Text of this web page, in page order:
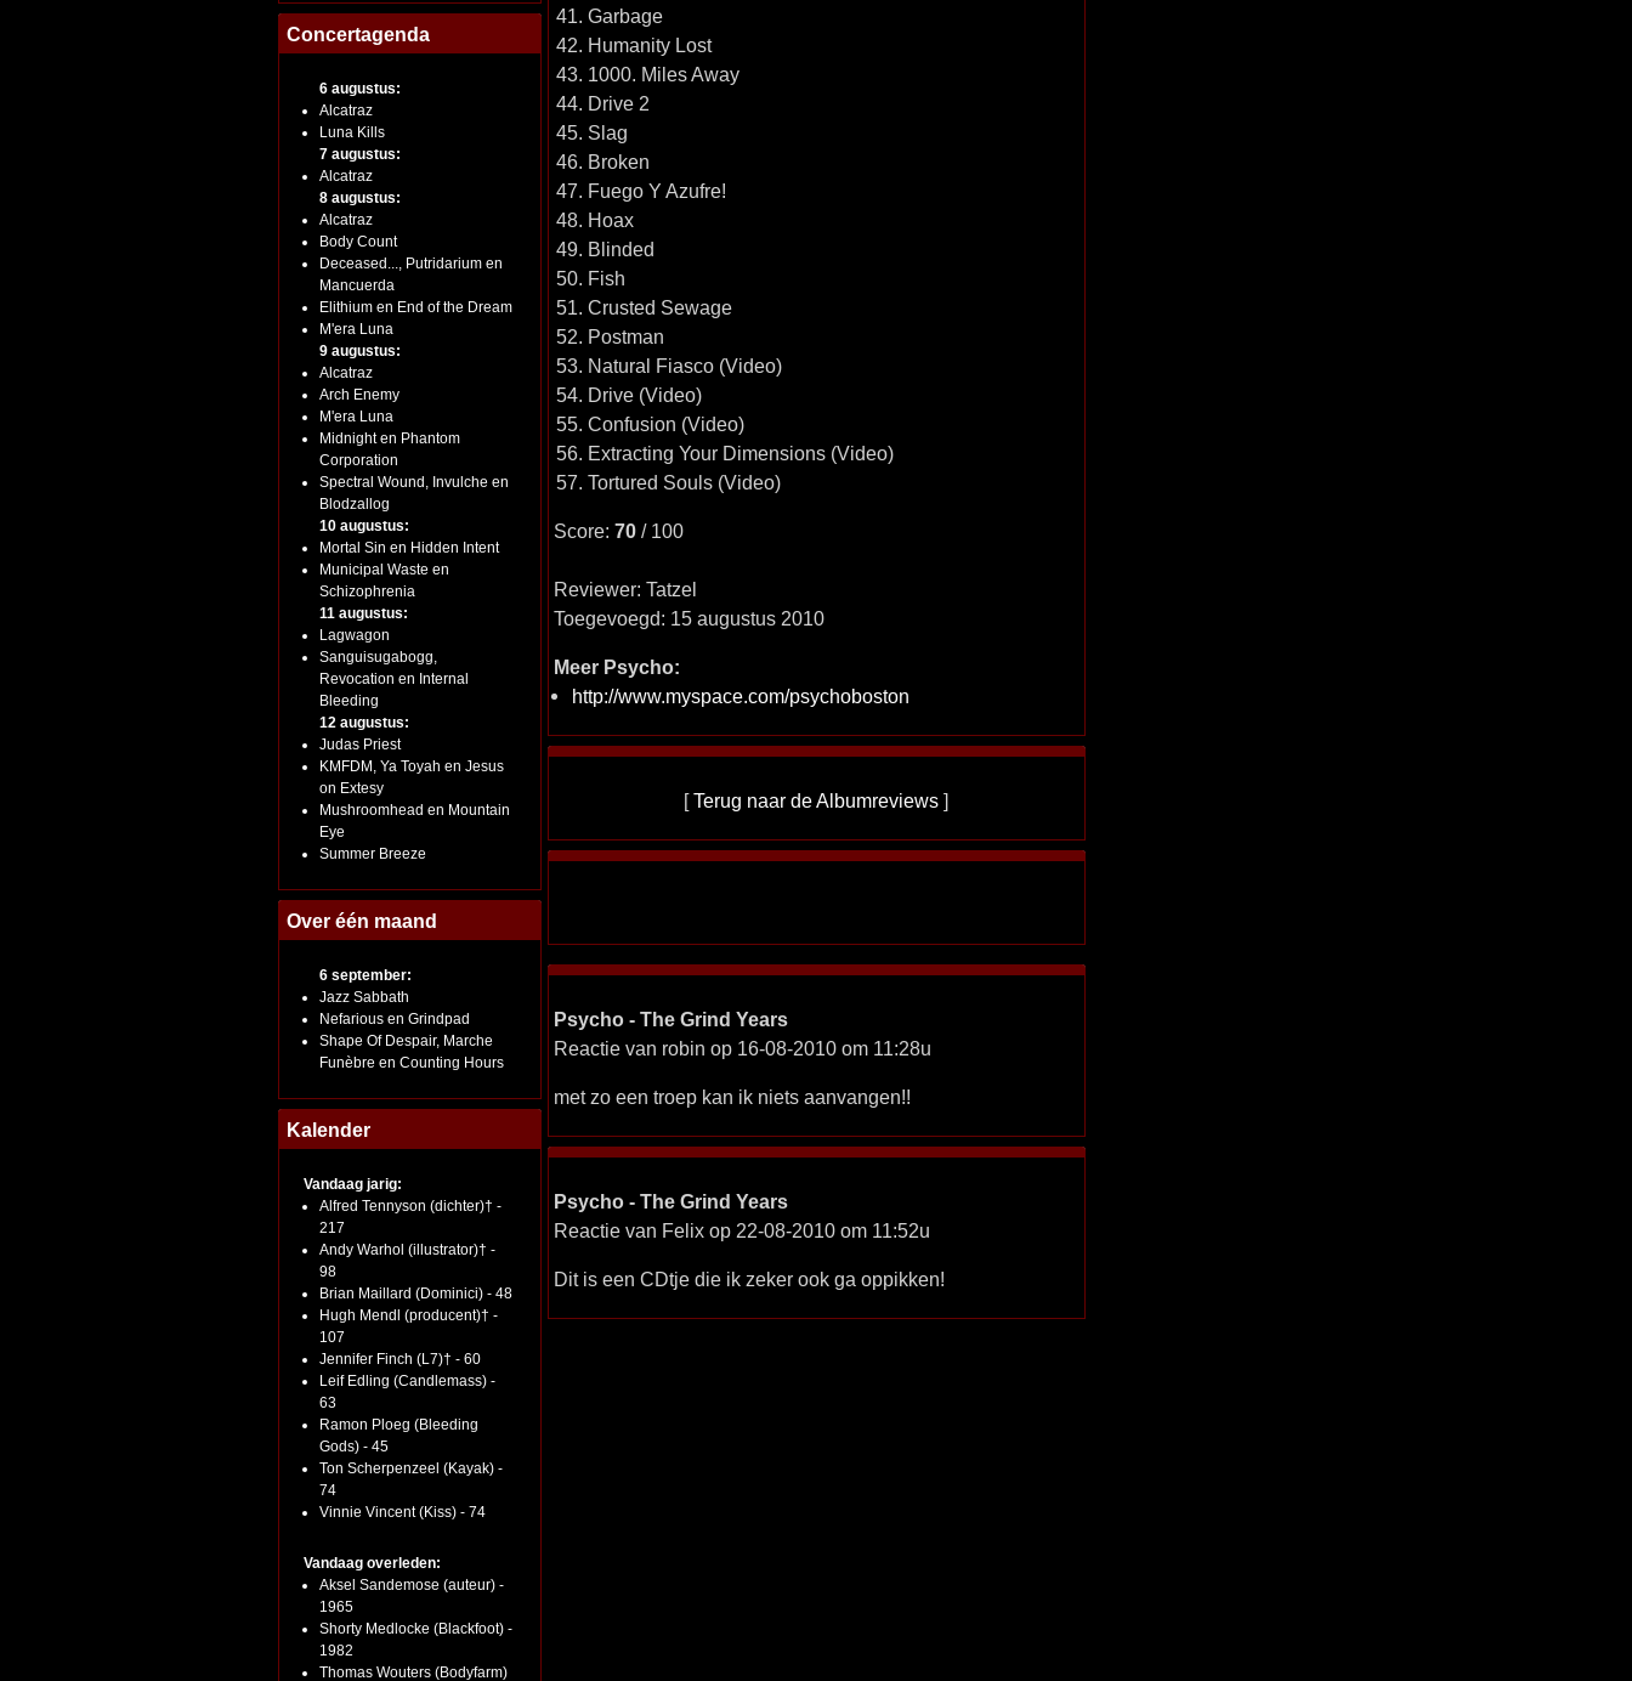
Concertagenda
6 augustus:
Alcatraz
Luna Kills
7 augustus:
Alcatraz
8 augustus:
Alcatraz
Body Count
Deceased..., Putridarium en
Mancuerda
Elithium en End of the Dream
M'era Luna
9 augustus:
Alcatraz
Arch Enemy
M'era Luna
Midnight en Phantom
Corporation
Spectral Wound, Invulche en
Blodzallog
10 augustus:
Mortal Sin en Hidden Intent
Municipal Waste en
Schizophrenia
11 augustus:
Lagwagon
Sanguisugabogg,
Revocation en Internal
Bleeding
12 augustus:
Judas Priest
KMFDM, Ya Toyah en Jesus
on Extesy
Mushroomhead en Mountain
Eye
Summer Breeze
Over één maand
6 september:
Jazz Sabbath
Nefarious en Grindpad
Shape Of Despair, Marche
Funèbre en Counting Hours
Kalender
Vandaag jarig:
Alfred Tennyson (dichter)† -
217
Andy Warhol (illustrator)† -
98
Brian Maillard (Dominici) - 48
Hugh Mendl (producent)† -
107
Jennifer Finch (L7)† - 60
Leif Edling (Candlemass) -
63
Ramon Ploeg (Bleeding
Gods) - 45
Ton Scherpenzeel (Kayak) -
74
Vinnie Vincent (Kiss) - 74
Vandaag overleden:
Aksel Sandemose (auteur) -
1965
Shorty Medlocke (Blackfoot) -
1982
Thomas Wouters (Bodyfarm)
41. Garbage
42. Humanity Lost
43. 1000. Miles Away
44. Drive 2
45. Slag
46. Broken
47. Fuego Y Azufre!
48. Hoax
49. Blinded
50. Fish
51. Crusted Sewage
52. Postman
53. Natural Fiasco (Video)
54. Drive (Video)
55. Confusion (Video)
56. Extracting Your Dimensions (Video)
57. Tortured Souls (Video)
Score: 70/ 100
Reviewer: Tatzel
Toegevoegd: 15 augustus 2010
Meer Psycho:
http://www.myspace.com/psychoboston
[Terug naar de Albumreviews ]
Psycho - The Grind Years
Reactie van robin op 16-08-2010 om 11:28u
met zo een troep kan ik niets aanvangen!!
Psycho - The Grind Years
Reactie van Felix op 22-08-2010 om 11:52u
Dit is een CDtje die ik zeker ook ga oppikken!